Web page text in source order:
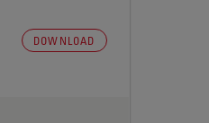
DOWNLOAD